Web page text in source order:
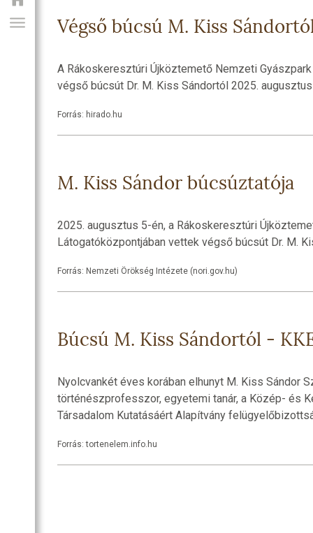
Végső búcsú M. Kiss
A Rákoskeresztúri Újköztemető Nemzeti
végső búcsút Dr. M. Kiss Sándortól 2025.
Forrás: hirado.hu
M. Kiss Sándor búcsúztatója
2025. augusztus 5-én, a Rákoskeresztúri
Látogatóközpontjában vettek végső búcsút Dr. M.
Forrás: Nemzeti Örökség Intézete (nori.gov.hu)
Búcsú M. Kiss Sándortól -
Nyolcvankét éves korában elhunyt M. Kiss Sándor
történészprofesszor, egyetemi tanár, a Közép- és
Társadalom Kutatásáért Alapítvány
Forrás: tortenelem.info.hu